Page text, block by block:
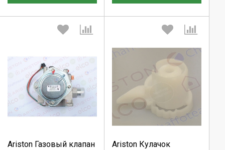
Ariston Газовый клапан
Выберите количество:
Ariston Кулачок
Выберите количество: